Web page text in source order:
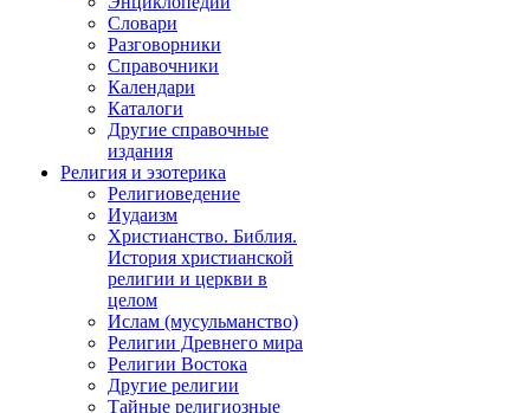
Словари
Разговорники
Справочники
Календари
Каталоги
Другие справочные
издания
Религия и эзотерика
Религиоведение
Иудаизм
Христианство. Библия.
История христианской
религии и церкви в
целом
Ислам (мусульманство)
Религии Древнего мира
Религии Востока
Другие религии
Тайные религиозные